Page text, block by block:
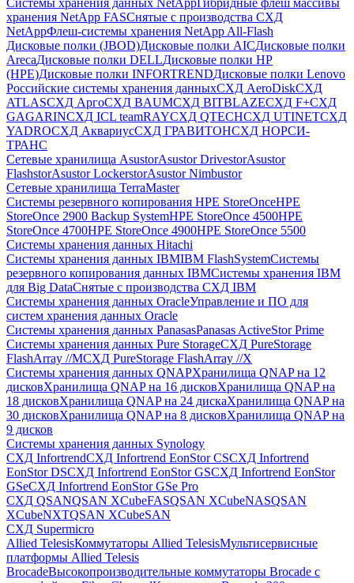
хранения NetApp FASСнятые с производства СХД
NetAppФлеш-системы хранения NetApp All-Flash
Дисковые полки (JBOD)Дисковые полки AICДисковые полки
ArecaДисковые полки DELLДисковые полки HP
(HPE)Дисковые полки INFORTRENDДисковые полки Lenovo
Российские системы хранения данныхСХД AeroDiskСХД
ATLASСХД AргоСХД BAUMСХД BITBLAZEСХД F+СХД
GAGARINСХД ICL teamRAYСХД QTECHСХД UTINETСХД
YADROСХД АквариусСХД ГРАВИТОНСХД НОРСИ-
ТРАНС
Сетевые хранилища AsustorAsustor DrivestorAsustor
FlashstorAsustor LockerstorAsustor Nimbustor
Сетевые хранилища TerraMaster
Системы резервного копирования HPE StoreOnceHPE
StoreOnce 2900 Backup SystemHPE StoreOnce 4500HPE
StoreOnce 4700HPE StoreOnce 4900HPE StoreOnce 5500
Системы хранения данных Hitachi
Системы хранения данных IBMIBM FlashSystemСистемы
резервного копирования данных IBMСистемы хранения IBM
для Big DataСнятые с производства СХД IBM
Системы хранения данных OracleУправление и ПО для
систем хранения данных Oracle
Системы хранения данных PanasasPanasas ActiveStor Prime
Системы хранения данных Pure StorageСХД PureStorage
FlashArray //MСХД PureStorage FlashArray //X
Системы хранения данных QNAPХранилища QNAP на 12
дисковХранилища QNAP на 16 дисковХранилища QNAP на
18 дисковХранилища QNAP на 24 дискаХранилища QNAP на
30 дисковХранилища QNAP на 8 дисковХранилища QNAP на
9 дисков
Системы хранения данных Synology
СХД InfortrendСХД Infortrend EonStor CSСХД Infortrend
EonStor DSСХД Infortrend EonStor GSСХД Infortrend EonStor
GSeСХД Infortrend EonStor GSe Pro
СХД QSANQSAN XCubeFASQSAN XCubeNASQSAN
XCubeNXTQSAN XCubeSAN
СХД Supermicro
Allied TelesisКоммутаторы Allied TelesisМультисервисные
платформы Allied Telesis
BrocadeВысокопроизводительные коммутаторы Brocade с